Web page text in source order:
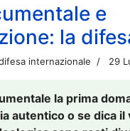
e
la
internazionale 29
la prima
autentico o se dica il